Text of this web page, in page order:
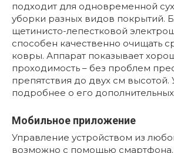
подходит для одновременной
уборки разных видов покрытий.
щетинисто-лепестковой
способен качественно очищать
ковры. Аппарат показывает
проходимость – без проблем
препятствия до двух см высотой.
подробнее о его
Мобильное приложение
Управление устройством из
возможно с помощью смартфона.